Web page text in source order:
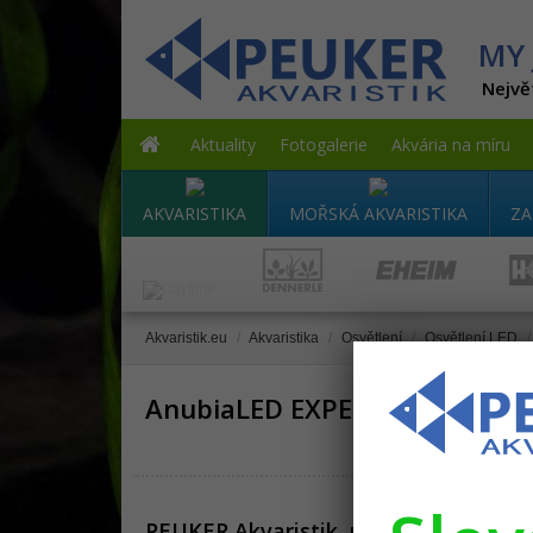
MY
Aktuality Fotogalerie Akvária na míru
AKVARISTIKA MOŘSKÁ AKVARISTIKA
Akvaristik.eu / Akvaristika / Osvětlení / Osvětlení LED /
AnubiaLED EXPERT